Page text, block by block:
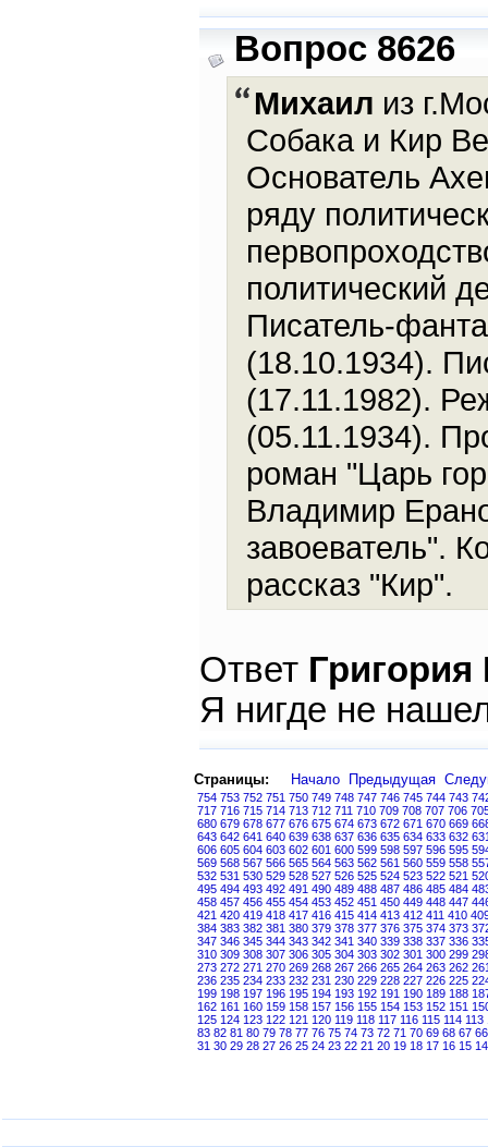
Вопрос 8626
Михаил из
Собака и Кир
Основатель
ряду
политический
Писатель-
(18.10.1934).
(17.11.1982).
(05.11.1934).
роман "Царь
Владимир
завоеватель".
рассказ "Кир".
Ответ
Я нигде не
Страницы: Начало Предыдущая
754 753 752 751 750 749 748 747 746 745 744 743
717 716 715 714 713 712 711 710 709 708 707 706
680 679 678 677 676 675 674 673 672 671 670 669
643 642 641 640 639 638 637 636 635 634 633 632
606 605 604 603 602 601 600 599 598 597 596 595
569 568 567 566 565 564 563 562 561 560 559 558
532 531 530 529 528 527 526 525 524 523 522 521
495 494 493 492 491 490 489 488 487 486 485 484
458 457 456 455 454 453 452 451 450 449 448 447
421 420 419 418 417 416 415 414 413 412 411 410
384 383 382 381 380 379 378 377 376 375 374 373
347 346 345 344 343 342 341 340 339 338 337 336
310 309 308 307 306 305 304 303 302 301 300 299
273 272 271 270 269 268 267 266 265 264 263 262
236 235 234 233 232 231 230 229 228 227 226 225
199 198 197 196 195 194 193 192 191 190 189 188
162 161 160 159 158 157 156 155 154 153 152 151
125 124 123 122 121 120 119 118 117 116 115 114 113
83 82 81 80 79 78 77 76 75 74 73 72 71 70 69 68 67 66
31 30 29 28 27 26 25 24 23 22 21 20 19 18 17 16 15 14